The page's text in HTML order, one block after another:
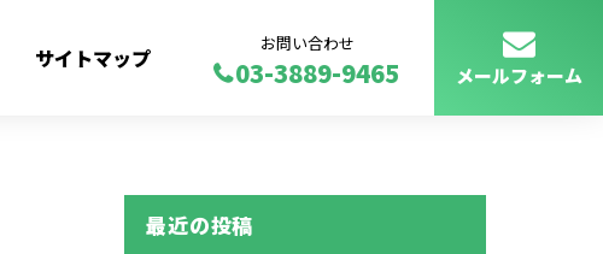
サイトマップ
お問い合わせ
03-3889-9465 メールフォーム
最近の投稿